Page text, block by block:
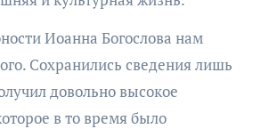
Иоанна Богослова нам
Сохранились сведения лишь
довольно высокое
в то время было